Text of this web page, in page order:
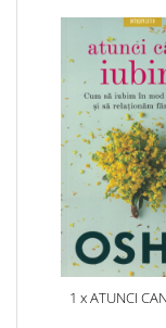
1 x ATUNCI